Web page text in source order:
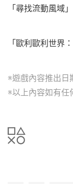
「尋找流動風域
「歐利歐利世界
※遊戲內容推出日
※以上內容如有任